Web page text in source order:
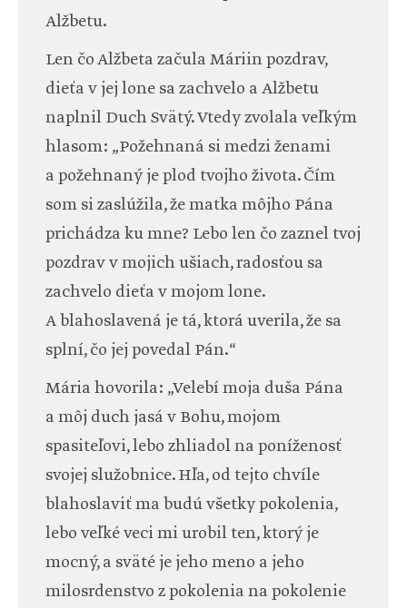
Alžbetu.
Len čo Alžbeta začula Máriin pozdrav,
dieťa v jej lone sa zachvelo a Alžbetu
naplnil Duch Svätý. Vtedy zvolala veľkým
hlasom: „Požehnaná si medzi ženami
a požehnaný je plod tvojho života. Čím
som si zaslúžila, že matka môjho Pána
prichádza ku mne? Lebo len čo zaznel tvoj
pozdrav v mojich ušiach, radosťou sa
zachvelo dieťa v mojom lone.
A blahoslavená je tá, ktorá uverila, že sa
splní, čo jej povedal Pán.“
Mária hovorila: „Velebí moja duša Pána
a môj duch jasá v Bohu, mojom
spasiteľovi, lebo zhliadol na poníženosť
svojej služobnice. Hľa, od tejto chvíle
blahoslaviť ma budú všetky pokolenia,
lebo veľké veci mi urobil ten, ktorý je
mocný, a sväté je jeho meno a jeho
milosrdenstvo z pokolenia na pokolenie